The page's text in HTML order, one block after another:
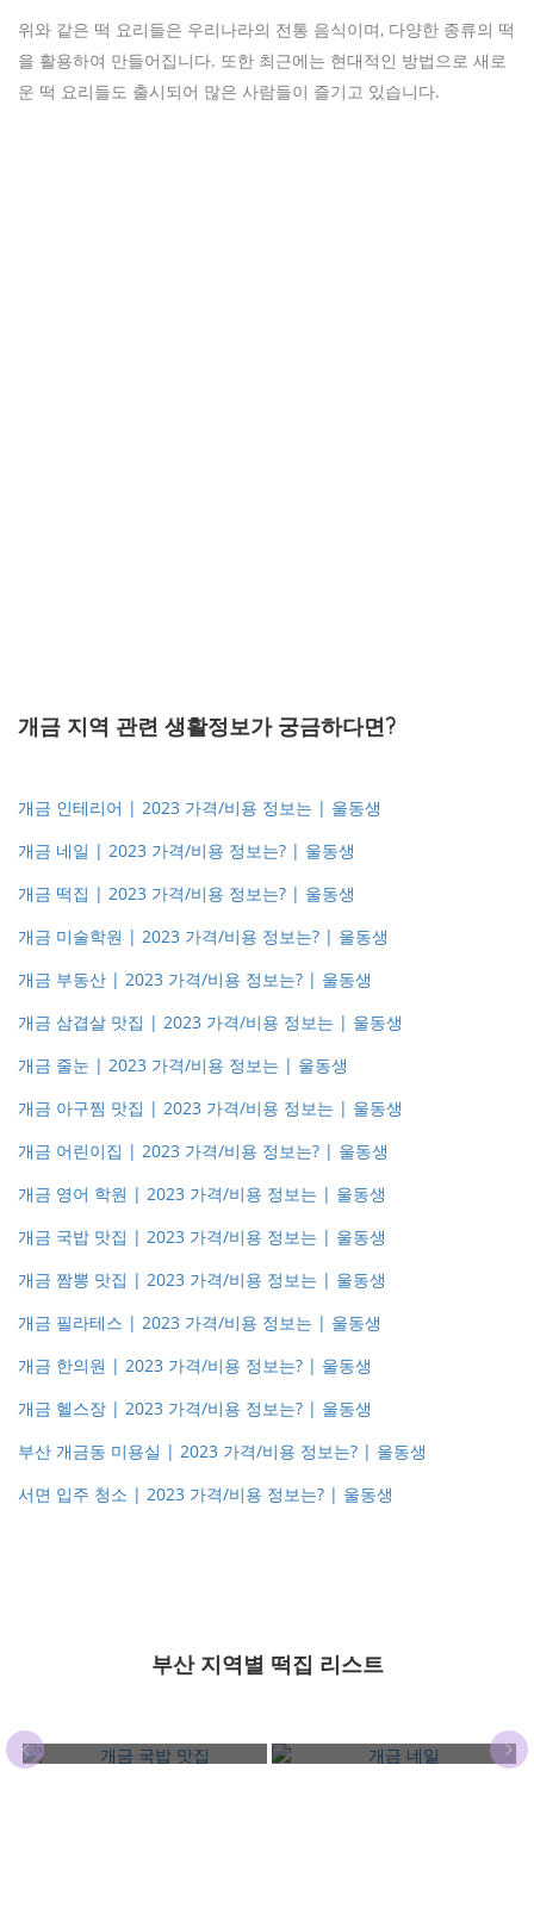
위와 같은 떡 요리들은 우리나라의 전통 음식이며, 다양한 종류의 떡
을 활용하여 만들어집니다. 또한 최근에는 현대적인 방법으로 새로
운 떡 요리들도 출시되어 많은 사람들이 즐기고 있습니다.
개금 지역 관련 생활정보가 궁금하다면?
개금 인테리어 | 2023 가격/비용 정보는 | 울동생
개금 네일 | 2023 가격/비용 정보는? | 울동생
개금 떡집 | 2023 가격/비용 정보는? | 울동생
개금 미술학원 | 2023 가격/비용 정보는? | 울동생
개금 부동산 | 2023 가격/비용 정보는? | 울동생
개금 삼겹살 맛집 | 2023 가격/비용 정보는 | 울동생
개금 줄눈 | 2023 가격/비용 정보는 | 울동생
개금 아구찜 맛집 | 2023 가격/비용 정보는 | 울동생
개금 어린이집 | 2023 가격/비용 정보는? | 울동생
개금 영어 학원 | 2023 가격/비용 정보는 | 울동생
개금 국밥 맛집 | 2023 가격/비용 정보는 | 울동생
개금 짬뽕 맛집 | 2023 가격/비용 정보는 | 울동생
개금 필라테스 | 2023 가격/비용 정보는 | 울동생
개금 한의원 | 2023 가격/비용 정보는? | 울동생
개금 헬스장 | 2023 가격/비용 정보는? | 울동생
부산 개금동 미용실 | 2023 가격/비용 정보는? | 울동생
서면 입주 청소 | 2023 가격/비용 정보는? | 울동생
부산 지역별 떡집 리스트